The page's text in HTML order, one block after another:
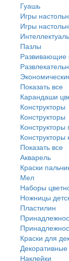
Гуашь
Игры
Игры
Пазлы
Развивающие
Показать все
Карандаши
Конструкторы
Конструкторы
Конструкторы
Показать все
Акварель
Краски
Мел
Наборы
Ножницы
Пластилин
Краски для
Наклейки